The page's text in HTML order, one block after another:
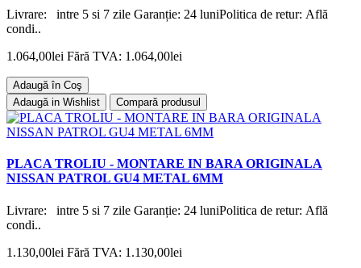
Livrare: intre 5 si 7 zile Garanție: 24 luniPolitica de retur: Află
condi..
1.064,00lei Fără TVA: 1.064,00lei
Adaugă în Coş
Adaugă in Wishlist
Compară produsul
PLACA TROLIU - MONTARE IN BARA ORIGINALA
NISSAN PATROL GU4 METAL 6MM
Livrare: intre 5 si 7 zile Garanție: 24 luniPolitica de retur: Află
condi..
1.130,00lei Fără TVA: 1.130,00lei